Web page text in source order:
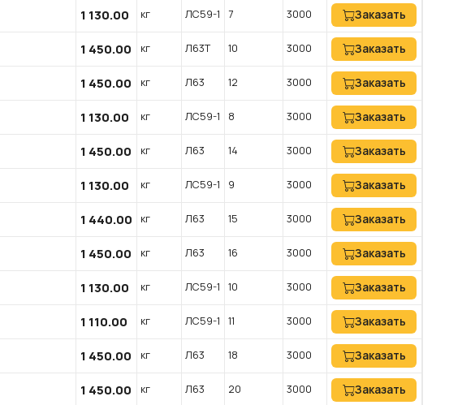
1 130.00 кг ЛС59-1 7 3000 Заказать
1 450.00 кг Л63Т 10 3000 Заказать
1 450.00 кг Л63 12 3000 Заказать
1 130.00 кг ЛС59-1 8 3000 Заказать
1 450.00 кг Л63 14 3000 Заказать
1 130.00 кг ЛС59-1 9 3000 Заказать
1 440.00 кг Л63 15 3000 Заказать
1 450.00 кг Л63 16 3000 Заказать
1 130.00 кг ЛС59-1 10 3000 Заказать
1 110.00 кг ЛС59-1 11 3000 Заказать
1 450.00 кг Л63 18 3000 Заказать
1 450.00 кг Л63 20 3000 Заказать